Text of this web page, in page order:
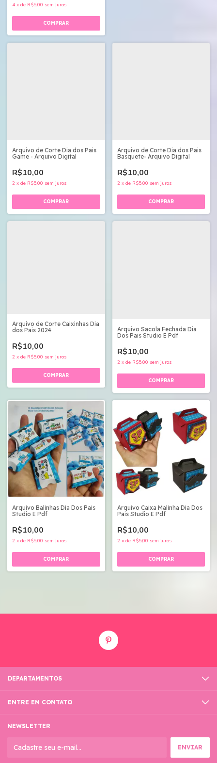
4 x de R$5,00 sem juros
Arquivo de Corte Dia dos Pais
Game - Arquivo Digital
R$10,00
2 x de R$5,00 sem juros
Arquivo de Corte Dia dos Pais
Basquete- Arquivo Digital
R$10,00
2 x de R$5,00 sem juros
Arquivo de Corte Caixinhas Dia
dos Pais 2024
R$10,00
2 x de R$5,00 sem juros
Arquivo Sacola Fechada Dia
Dos Pais Studio E Pdf
R$10,00
2 x de R$5,00 sem juros
Arquivo Balinhas Dia Dos Pais
Studio E Pdf
R$10,00
2 x de R$5,00 sem juros
Arquivo Caixa Malinha Dia Dos
Pais Studio E Pdf
R$10,00
2 x de R$5,00 sem juros
DEPARTAMENTOS
ENTRE EM CONTATO
NEWSLETTER